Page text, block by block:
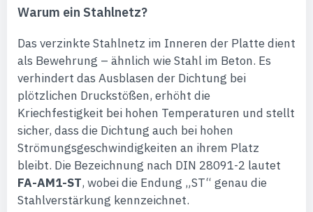
Warum ein Stahlnetz?
Das verzinkte Stahlnetz im Inneren der Platte dient
als Bewehrung – ähnlich wie Stahl im Beton. Es
verhindert das Ausblasen der Dichtung bei
plötzlichen Druckstößen, erhöht die
Kriechfestigkeit bei hohen Temperaturen und stellt
sicher, dass die Dichtung auch bei hohen
Strömungsgeschwindigkeiten an ihrem Platz
bleibt. Die Bezeichnung nach DIN 28091-2 lautet
FA-AM1-ST, wobei die Endung „ST“ genau die
Stahlverstärkung kennzeichnet.